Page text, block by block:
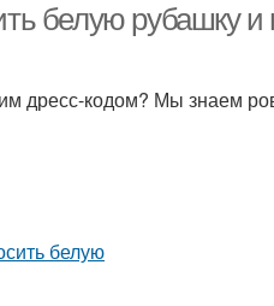
белую рубашку и
дресс-кодом? Мы знаем